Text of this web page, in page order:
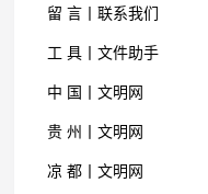
留 言丨联系我们
工 具丨文件助手
中 国丨文明网
贵 州丨文明网
凉 都丨文明网